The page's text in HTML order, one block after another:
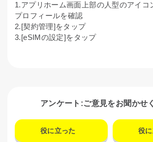
1.アプリホーム画面上部の人型のアイコ
プロフィールを確認
2.[契約管理]をタップ
3.[eSIMの設定]をタップ
アンケート:ご意見をお聞かせ
役に立った 役